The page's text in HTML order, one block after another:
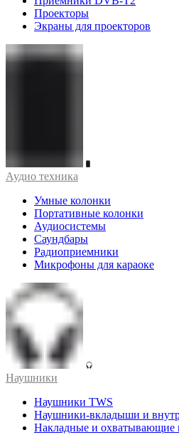
Проекторы
Экраны для проекторов
Аудио техника
Умные колонки
Портативные колонки
Аудиосистемы
Саундбары
Радиоприемники
Микрофоны для караоке
Наушники
Наушники TWS
Наушники-вкладыши и
Накладные и охватывающие